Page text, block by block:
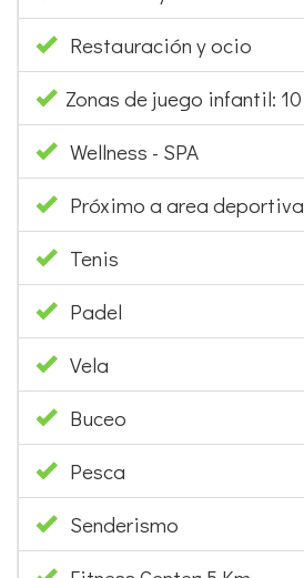
Restauración y ocio
Zonas de juego infantil: 10
Wellness - SPA
Próximo a area deportiva
Tenis
Padel
Vela
Buceo
Pesca
Senderismo